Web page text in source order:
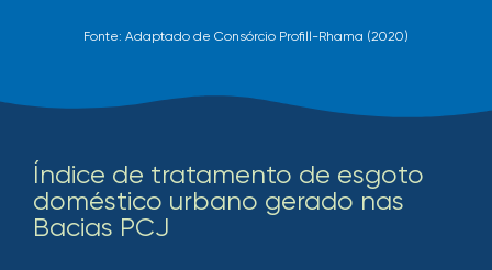
Fonte: Adaptado de Consórcio Profill-Rhama (2020)
Índice de tratamento de esgoto
doméstico urbano gerado nas
Bacias PCJ